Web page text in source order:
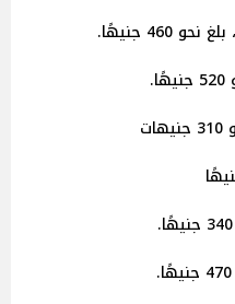
، بلغ نحو 460 جنيهًا.